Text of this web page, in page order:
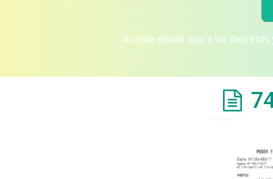
Acceda desde aquí a los